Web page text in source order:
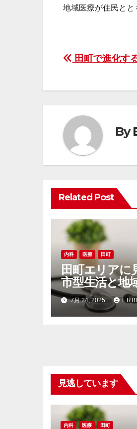
地域医療が住民とと
投
ビ
ゲ
ー
シ
ョ
ン
田町で進化す
By
Related Post
内科 医療 田町
田町エリアに
市型生活と地
医療の融合が
しい健康環境
7月 24, 2025
見逃しています
内科 医療 田町